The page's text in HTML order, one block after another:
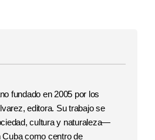
fundado en 2005 por los
editora. Su trabajo se
cultura y naturaleza—
como centro de